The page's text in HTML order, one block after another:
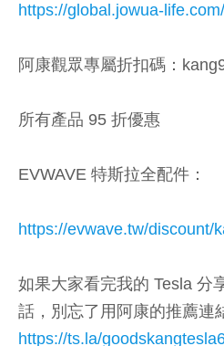
https://global.jowua-
阿康觀眾專屬折扣碼：
所有產品 95 折優惠
EVWAVE 特斯拉全配件：
https://evwave.tw/discount/
如果大家看完我的 Tesla 分
話，別忘了用阿康的推薦連
https://ts.la/